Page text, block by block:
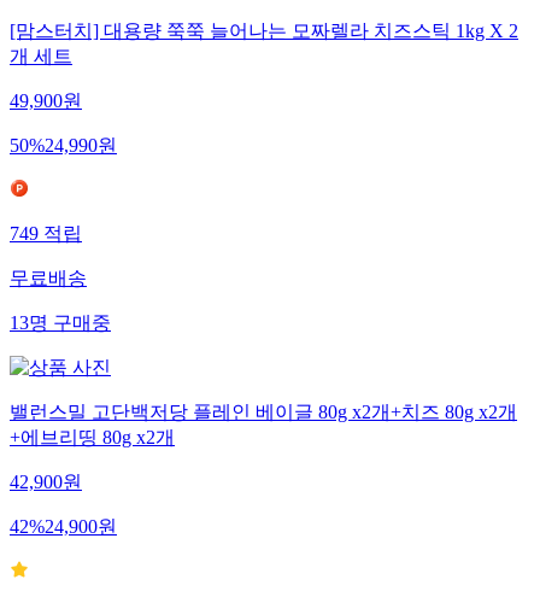
[맘스터치] 대용량 쭉쭉 늘어나는 모짜렐라 치즈스틱 1kg X 2
개 세트
49,900원
50%24,990원
749 적립
무료배송
13명 구매중
밸런스밀 고단백저당 플레인 베이글 80g x2개+치즈 80g x2개
+에브리띵 80g x2개
42,900원
42%24,900원